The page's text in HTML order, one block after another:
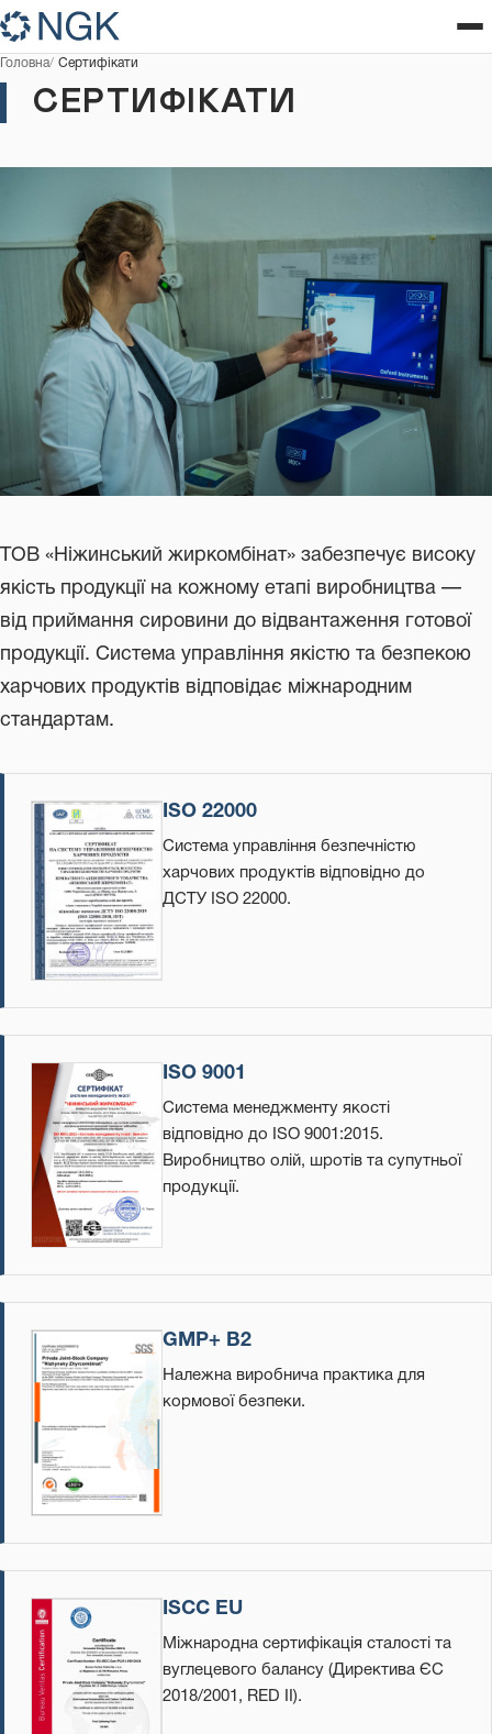
Головна Сертифікати
СЕРТИФІКАТИ
ТОВ «Ніжинський жиркомбінат» забезпечує високу
якість продукції на кожному етапі виробництва —
від приймання сировини до відвантаження готової
продукції. Система управління якістю та безпекою
харчових продуктів відповідає міжнародним
стандартам.
ISO 22000
Система управління безпечністю
харчових продуктів відповідно до
ДСТУ ISO 22000.
ISO 9001
Система менеджменту якості
відповідно до ISO 9001:2015.
Виробництво олій, шротів та супутньої
продукції.
GMP+ B2
Належна виробнича практика для
кормової безпеки.
ISCC EU
Міжнародна сертифікація сталості та
вуглецевого балансу (Директива ЄС
2018/2001, RED II).